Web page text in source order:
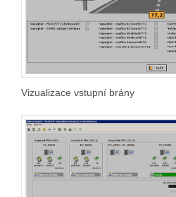
Vizualizace vstupní brány